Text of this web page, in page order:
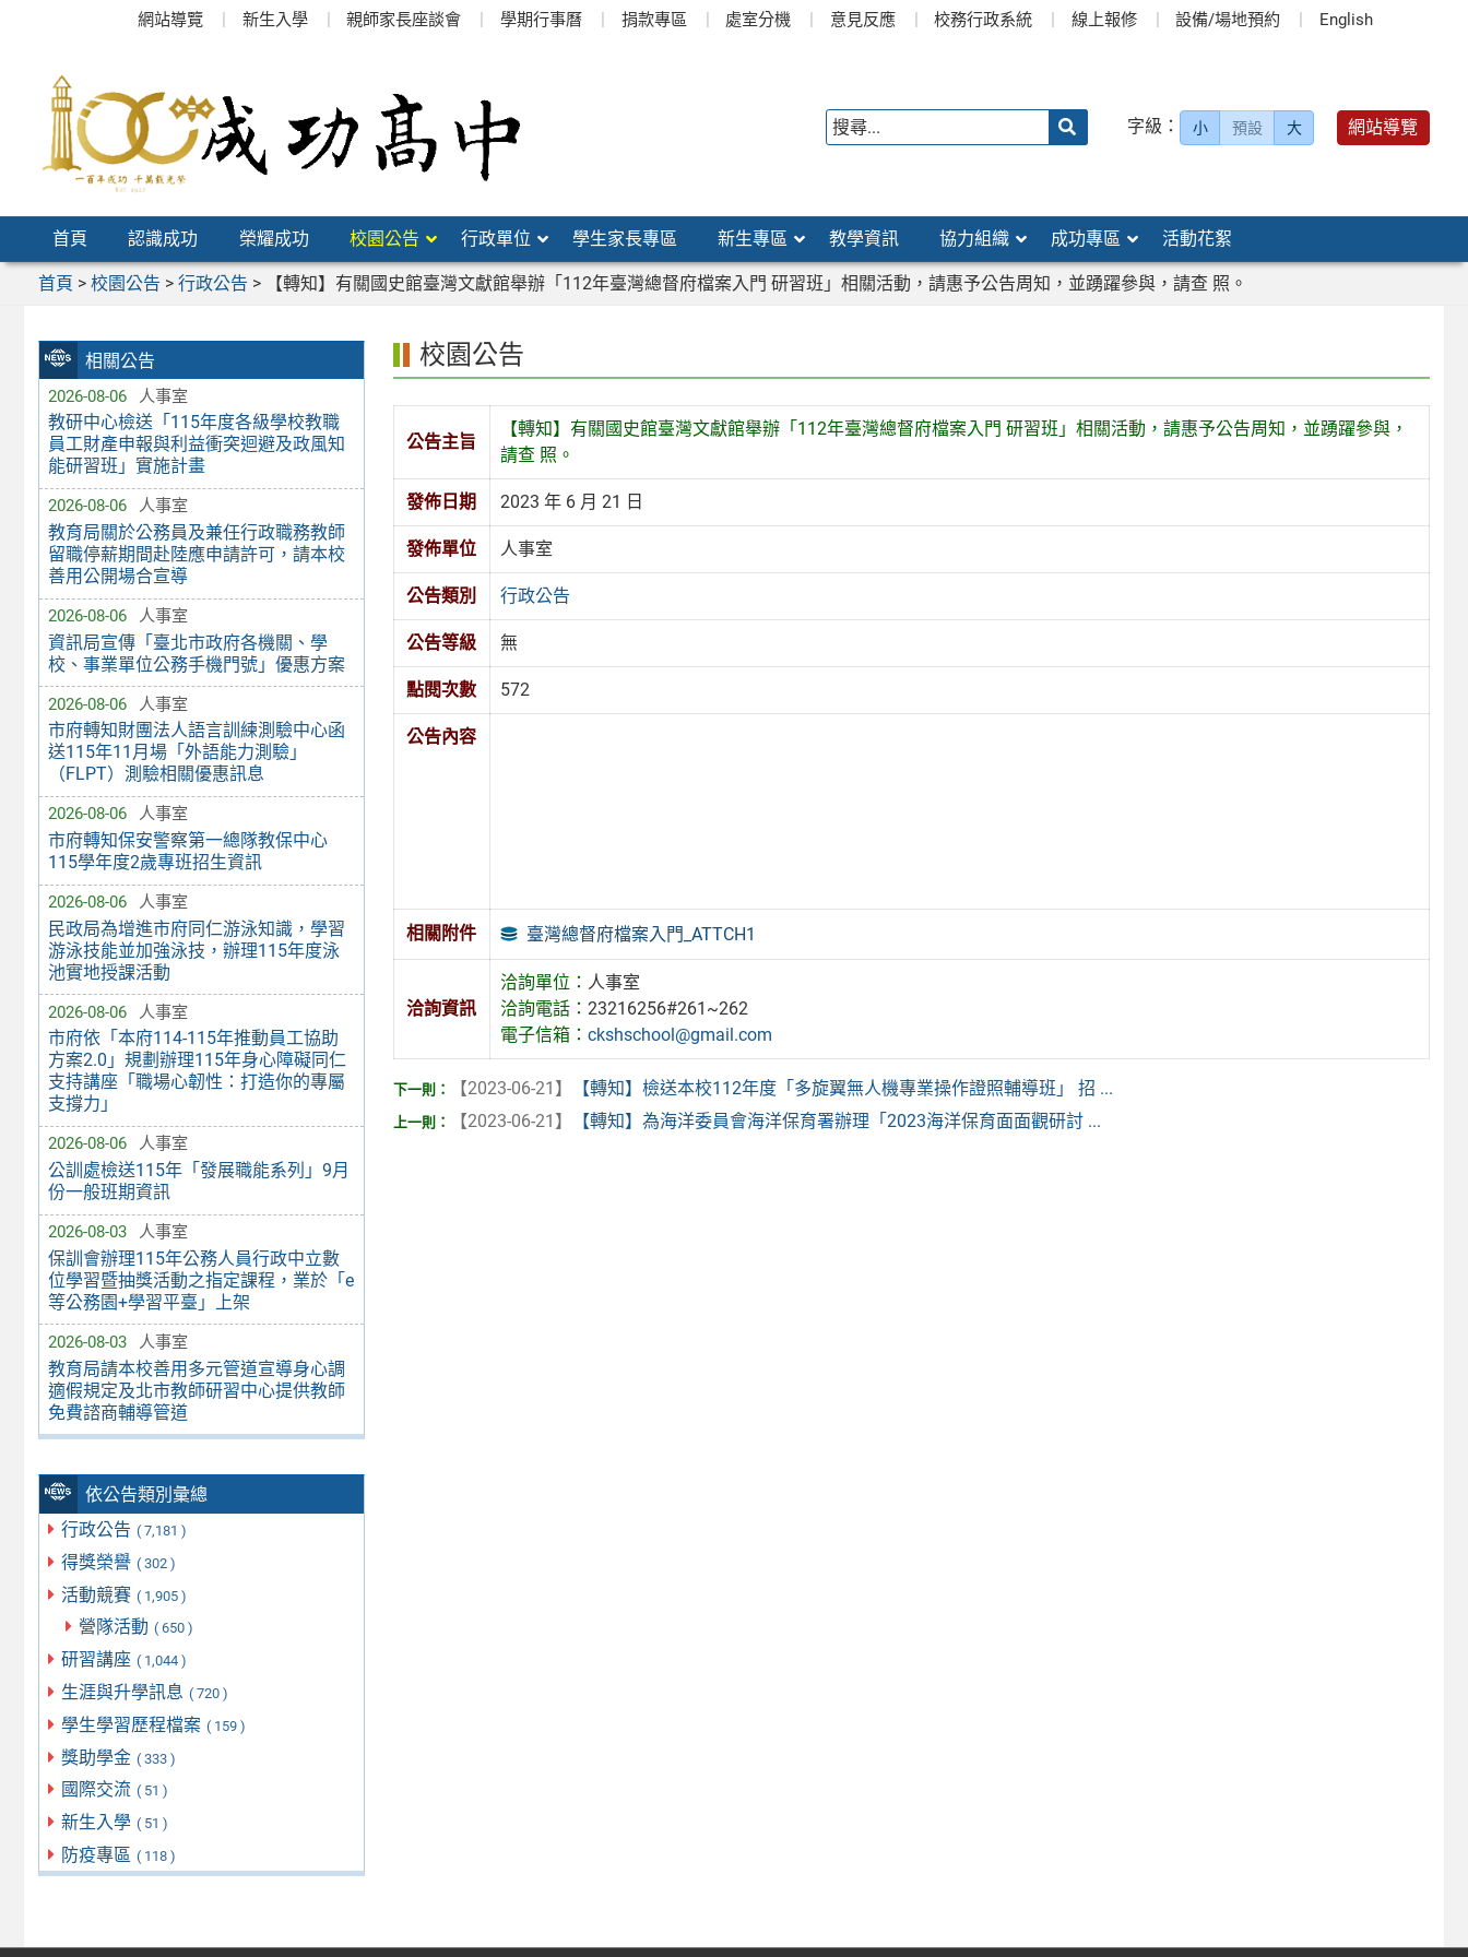
網站導覽 新生入學 親師家長座談會 學期行事曆 捐款專區 處室分機 意見反應 校務行政系統 線上報修 設備/場地預約 English
字級： 小 預設 大 網站導覽
首頁 認識成功 榮耀成功 校園公告 行政單位 學生家長專區 新生專區 教學資訊 協力組織 成功專區 活動花絮
首頁 > 校園公告 > 行政公告 > 【轉知】有關國史館臺灣文獻館舉辦「112年臺灣總督府檔案入門 研習班」相關活動，請惠予公告周知，並踴躍參與，請查 照。
相關公告
2026-08-06 人事室
教研中心檢送「115年度各級學校教職
員工財產申報與利益衝突迴避及政風知
能研習班」實施計畫
2026-08-06 人事室
教育局關於公務員及兼任行政職務教師
留職停薪期間赴陸應申請許可，請本校
善用公開場合宣導
2026-08-06 人事室
資訊局宣傳「臺北市政府各機關、學
校、事業單位公務手機門號」優惠方案
2026-08-06 人事室
市府轉知財團法人語言訓練測驗中心函
送115年11月場「外語能力測驗」
（FLPT）測驗相關優惠訊息
2026-08-06 人事室
市府轉知保安警察第一總隊教保中心
115學年度2歲專班招生資訊
2026-08-06 人事室
民政局為增進市府同仁游泳知識，學習
游泳技能並加強泳技，辦理115年度泳
池實地授課活動
2026-08-06 人事室
市府依「本府114-115年推動員工協助
方案2.0」規劃辦理115年身心障礙同仁
支持講座「職場心韌性：打造你的專屬
支撐力」
2026-08-06 人事室
公訓處檢送115年「發展職能系列」9月
份一般班期資訊
2026-08-03 人事室
保訓會辦理115年公務人員行政中立數
位學習暨抽獎活動之指定課程，業於「e
等公務園+學習平臺」上架
2026-08-03 人事室
教育局請本校善用多元管道宣導身心調
適假規定及北市教師研習中心提供教師
免費諮商輔導管道
依公告類別彙總
行政公告 ( 7,181 )
得獎榮譽 ( 302 )
活動競賽 ( 1,905 )
營隊活動 ( 650 )
研習講座 ( 1,044 )
生涯與升學訊息 ( 720 )
學生學習歷程檔案 ( 159 )
獎助學金 ( 333 )
國際交流 ( 51 )
新生入學 ( 51 )
防疫專區 ( 118 )
校園公告
公告主旨
【轉知】有關國史館臺灣文獻館舉辦「112年臺灣總督府檔案入門 研習班」相關活動，請惠予公告周知，並踴躍參與，
請查 照。
發佈日期 2023 年 6 月 21 日
發佈單位 人事室
公告類別 行政公告
公告等級 無
點閱次數 572
公告內容
相關附件 臺灣總督府檔案入門_ATTCH1
洽詢資訊
洽詢單位： 人事室
洽詢電話：23216256#261~262
電子信箱：ckshschool@gmail.com
【2023-06-21】
【轉知】檢送本校112年度「多旋翼無人機專業操作證照輔導班」 招 ...
【2023-06-21】
【轉知】為海洋委員會海洋保育署辦理「2023海洋保育面面觀研討 ...